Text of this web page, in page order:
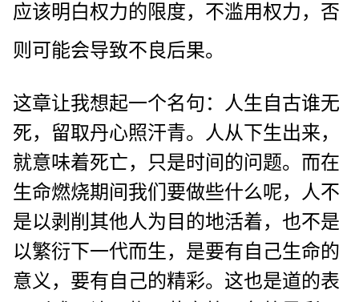
应该明白权力的限度，不滥用权力，否
则可能会导致不良后果。
这章让我想起一个名句：人生自古谁无
死，留取丹心照汗青。人从下生出来，
就意味着死亡，只是时间的问题。而在
生命燃烧期间我们要做些什么呢，人不
是以剥削其他人为目的地活着，也不是
以繁衍下一代而生，是要有自己生命的
意义，要有自己的精彩。这也是道的表